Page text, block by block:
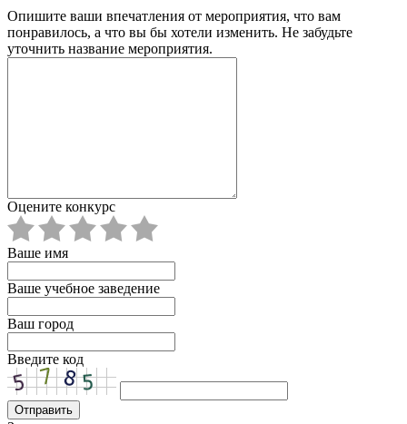
Опишите ваши впечатления от мероприятия, что вам
понравилось, а что вы бы хотели изменить. Не забудьте
уточнить название мероприятия.
Оцените конкурс
Ваше имя
Ваше учебное заведение
Ваш город
Введите код